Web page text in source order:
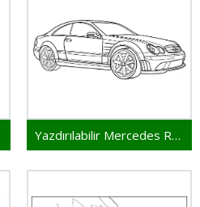
Yazdırılabilir Mercedes Resim